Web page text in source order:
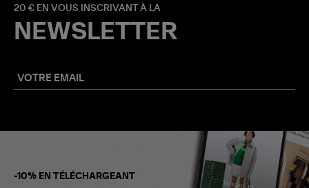
20 € EN VOUS INSCRIVANT À LA
NEWSLETTER
-10% EN TÉLÉCHARGEANT